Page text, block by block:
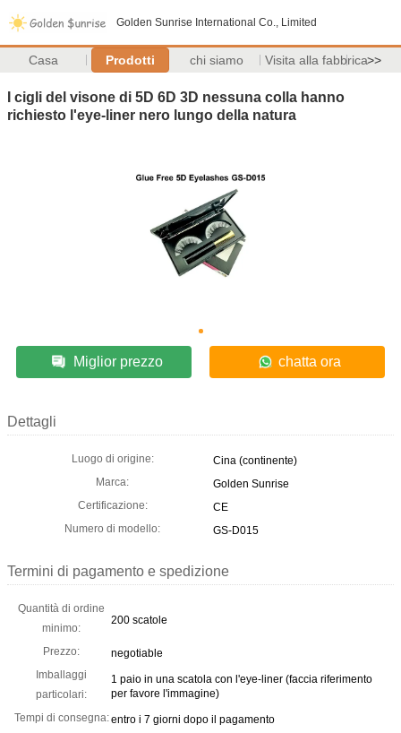
Golden Sunrise International Co., Limited
Casa Prodotti chi siamo Visita alla fabbrica>>
I cigli del visone di 5D 6D 3D nessuna colla hanno
richiesto l'eye-liner nero lungo della natura
Miglior prezzo chatta ora
Dettagli
Luogo di origine:
Cina (continente)
Marca:
Golden Sunrise
Certificazione:
CE
Numero di modello:
GS-D015
Termini di pagamento e spedizione
Quantità di ordine
minimo:
200 scatole
Prezzo:
negotiable
Imballaggi
particolari:
1 paio in una scatola con l'eye-liner (faccia riferimento
per favore l'immagine)
Tempi di consegna:entro i 7 giorni dopo il pagamento